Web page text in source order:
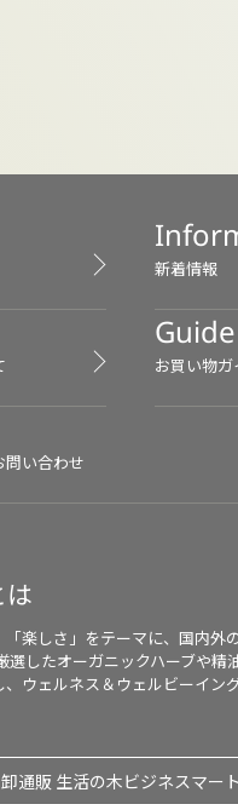
新着情報
Guide
お買い物ガ
問い合わせ
は
「楽しさ」をテーマに、国内外
選したオーガニックハーブや精
ウェルネス＆ウェルビーイン
卸通販 生活の木ビジネスマート